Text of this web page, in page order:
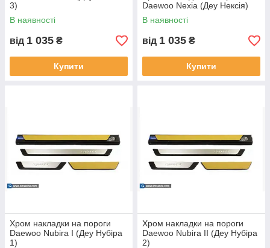
3)
В наявності
від 1 035 ₴
Купити
Daewoo Nexia (Деу Нексія)
В наявності
від 1 035 ₴
Купити
Хром накладки на пороги
Daewoo Nubira I (Деу Нубіра
1)
Хром накладки на пороги
Daewoo Nubira II (Деу Нубіра
2)